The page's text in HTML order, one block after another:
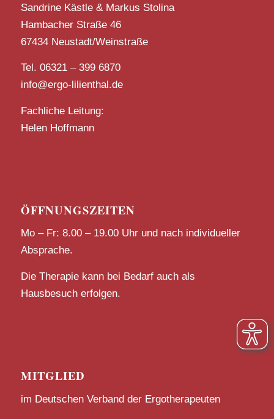
Sandrine Kästle & Markus Stolina
Hambacher Straße 46
67434 Neustadt/Weinstraße
Tel. 06321 – 399 6870
info@ergo-lilienthal.de
Fachliche Leitung:
Helen Hoffmann
ÖFFNUNGSZEITEN
Mo – Fr: 8.00 – 19.00 Uhr und nach individueller
Absprache.
Die Therapie kann bei Bedarf auch als
Hausbesuch erfolgen.
MITGLIED
im Deutschen Verband der Ergotherapeuten